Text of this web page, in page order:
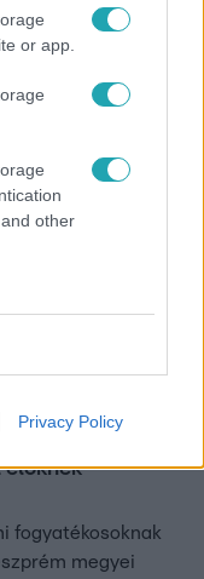
or app.
other
Privacy Policy
meg a Reggeliben.
fogyatékosoknak
megyei